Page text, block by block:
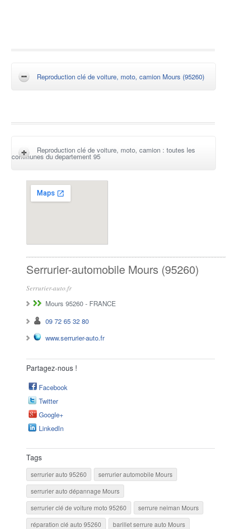
Reproduction clé de voiture, moto, camion Mours (95260)
Reproduction clé de voiture, moto, camion : toutes les
communes du departement 95
Serrurier-automobile Mours (95260)
Serrurier-auto.fr
Mours 95260 - FRANCE
09 72 65 32 80
www.serrurier-auto.fr
Partagez-nous !
Facebook
Twitter
Google+
LinkedIn
Tags
serrurier auto 95260
serrurier automobile Mours
serrurier auto dépannage Mours
serrurier clé de voiture moto 95260
serrure neiman Mours
réparation clé auto 95260
barillet serrure auto Mours